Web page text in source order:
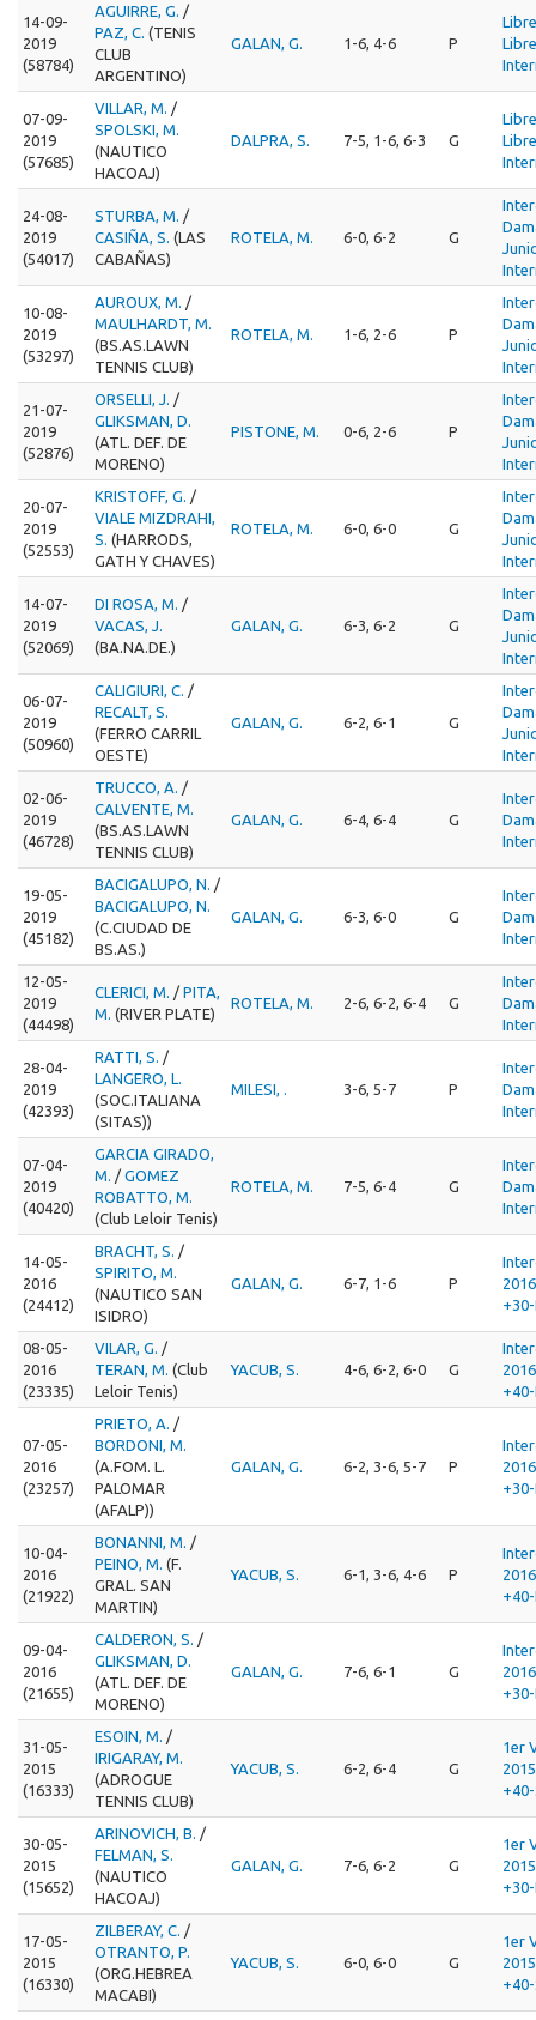
14-09-
2019
(58784)
AGUIRRE, G. /
PAZ, C. (TENIS
CLUB
ARGENTINO)
GALAN, G. 1-6, 4-6 P
07-09-
2019
(57685)
VILLAR, M. /
SPOLSKI, M.
(NAUTICO
HACOAJ)
DALPRA, S. 7-5, 1-6, 6-3 G
24-08-
2019
(54017)
STURBA, M. /
CASIÑA, S. (LAS
CABAÑAS)
ROTELA, M. 6-0, 6-2 G
10-08-
2019
(53297)
AUROUX, M. /
MAULHARDT, M.
(BS.AS.LAWN
TENNIS CLUB)
ROTELA, M. 1-6, 2-6 P
21-07-
2019
(52876)
ORSELLI, J. /
GLIKSMAN, D.
(ATL. DEF. DE
MORENO)
PISTONE, M. 0-6, 2-6 P
20-07-
2019
(52553)
KRISTOFF, G. /
VIALE MIZDRAHI,
S. (HARRODS,
GATH Y CHAVES)
ROTELA, M. 6-0, 6-0 G
14-07-
2019
(52069)
DI ROSA, M. /
VACAS, J.
(BA.NA.DE.)
GALAN, G. 6-3, 6-2 G
06-07-
2019
(50960)
CALIGIURI, C. /
RECALT, S.
(FERRO CARRIL
OESTE)
GALAN, G. 6-2, 6-1 G
02-06-
2019
(46728)
TRUCCO, A. /
CALVENTE, M.
(BS.AS.LAWN
TENNIS CLUB)
GALAN, G. 6-4, 6-4 G
19-05-
2019
(45182)
BACIGALUPO, N. /
BACIGALUPO, N.
(C.CIUDAD DE
BS.AS.)
GALAN, G. 6-3, 6-0 G
12-05-
2019
(44498)
CLERICI, M. / PITA,
M. (RIVER PLATE)
ROTELA, M. 2-6, 6-2, 6-4 G
28-04-
2019
(42393)
RATTI, S. /
LANGERO, L.
(SOC.ITALIANA
(SITAS))
MILESI, . 3-6, 5-7 P
07-04-
2019
(40420)
GARCIA GIRADO,
M. / GOMEZ
ROBATTO, M.
(Club Leloir Tenis)
ROTELA, M. 7-5, 6-4 G
14-05-
2016
(24412)
BRACHT, S. /
SPIRITO, M.
(NAUTICO SAN
ISIDRO)
GALAN, G. 6-7, 1-6 P
08-05-
2016
(23335)
VILAR, G. /
TERAN, M. (Club
Leloir Tenis)
YACUB, S. 4-6, 6-2, 6-0 G
07-05-
2016
(23257)
PRIETO, A. /
BORDONI, M.
(A.FOM. L.
PALOMAR
(AFALP))
GALAN, G. 6-2, 3-6, 5-7 P
10-04-
2016
(21922)
BONANNI, M. /
PEINO, M. (F.
GRAL. SAN
MARTIN)
YACUB, S. 6-1, 3-6, 4-6 P
09-04-
2016
(21655)
CALDERON, S. /
GLIKSMAN, D.
(ATL. DEF. DE
MORENO)
GALAN, G. 7-6, 6-1 G
31-05-
2015
(16333)
ESOIN, M. /
IRIGARAY, M.
(ADROGUE
TENNIS CLUB)
YACUB, S. 6-2, 6-4 G
1er
30-05-
2015
(15652)
ARINOVICH, B. /
FELMAN, S.
(NAUTICO
HACOAJ)
GALAN, G. 7-6, 6-2 G
1er
17-05-
2015
(16330)
ZILBERAY, C. /
OTRANTO, P.
(ORG.HEBREA
MACABI)
YACUB, S. 6-0, 6-0 G
1er